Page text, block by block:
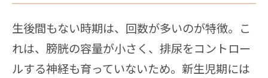
生後間もない時期は、回数が多いのが特徴。こ
れは、膀胱の容量が小さく、排尿をコントロー
ルする神経も育っていないため。新生児期には